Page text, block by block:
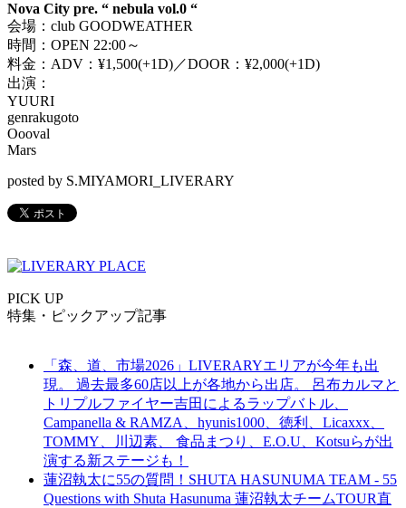
Nova City pre. “ nebula vol.0 “
会場：club GOODWEATHER
時間：OPEN 22:00～
料金：ADV：¥1,500(+1D)／DOOR：¥2,000(+1D)
出演：
YUURI
genrakugoto
Oooval
Mars
posted by S.MIYAMORI_LIVERARY
PICK UP
特集・ピックアップ記事
「森、道、市場2026」LIVERARYエリアが今年も出
現。 過去最多60店以上が各地から出店。 呂布カルマと
トリプルファイヤー吉田によるラップバトル、
Campanella & RAMZA、hyunis1000、徳利、Licaxxx、
TOMMY、川辺素、 食品まつり、E.O.U、Kotsuらが出
演する新ステージも！
蓮沼執太に55の質問！SHUTA HASUNUMA TEAM - 55
Questions with Shuta Hasunuma 蓮沼執太チームTOUR直